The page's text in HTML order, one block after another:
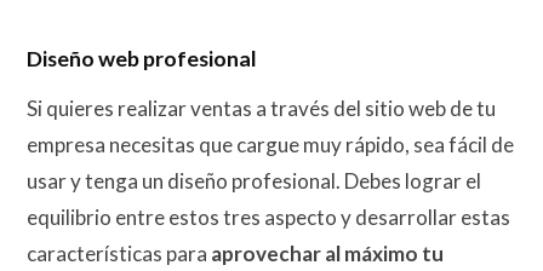
Diseño web profesional
Si quieres realizar ventas a través del sitio web de tu
empresa necesitas que cargue muy rápido, sea fácil de
usar y tenga un diseño profesional. Debes lograr el
equilibrio entre estos tres aspecto y desarrollar estas
características para aprovechar al máximo tu